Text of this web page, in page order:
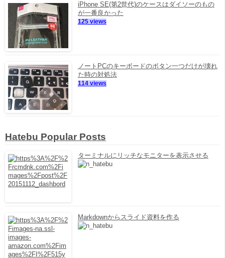
iPhone SE(第2世代)のケースはダイソーのもの
が一番良かった
125 views
ノートPCのキーボードのボタン一つだけが壊れ
た時の対処法
114 views
Hatebu Popular Posts
ターミナルにリッチなモニターを表示させる
Markdownからスライド資料を作る